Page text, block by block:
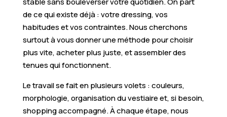
de ce qui existe déjà : votre dressing, vos
habitudes et vos contraintes. Nous cherchons
surtout à vous donner une méthode pour choisir
plus vite, acheter plus juste, et assembler des
tenues qui fonctionnent.
Le travail se fait en plusieurs volets : couleurs,
morphologie, organisation du vestiaire et, si besoin,
shopping accompagné. À chaque étape, nous